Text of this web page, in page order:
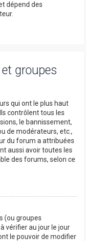
dépend des
groupes
qui ont le plus haut
contrôlent tous les
le bannissement,
de modérateurs, etc.,
du forum a attribuées
aussi avoir toutes les
des forums, selon ce
(ou groupes
vérifier au jour le jour
le pouvoir de modifier